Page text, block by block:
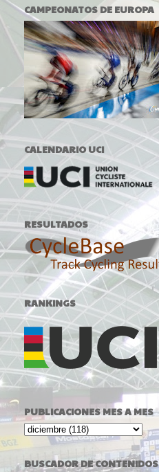
CAMPEONATOS DE EUROPA
CALENDARIO UCI
RESULTADOS
RANKINGS
PUBLICACIONES MES A MES
BUSCADOR DE CONTENIDOS